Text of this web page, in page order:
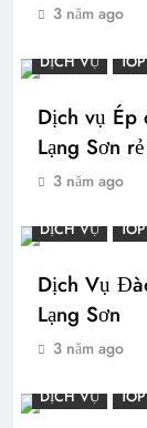
3 năm ago
DỊCH VỤ
Dịch vụ Ép
Lạng Sơn
3 năm ago
DỊCH VỤ
Dịch Vụ
Lạng Sơn
3 năm ago
DỊCH VỤ